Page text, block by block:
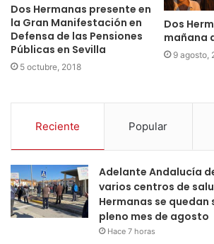
Dos Hermanas presente en
la Gran Manifestación en
Defensa de las Pensiones
Públicas en Sevilla
5 octubre, 2018
Dos
mañana
9 agosto,
Reciente Popular
Adelante Andalucía
varios centros de
Hermanas se
pleno mes de agosto
Hace 7 horas